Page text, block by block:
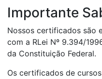
Importante
Nossos certificados são
com a RLei Nº 9.394/
da Constituição Federal.
Os certificados de